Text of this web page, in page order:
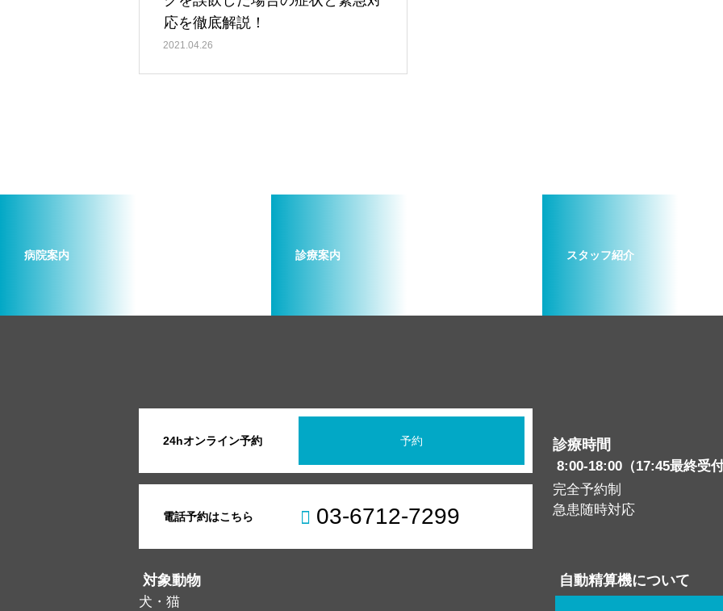
応を徹底解説！
2021.04.26
病院案内 診療案内 スタッフ紹介
24hオンライン予約 予約
電話予約はこちら 03-6712-7299
診療時間
8:00-18:00（17:45最終受
完全予約制
急患随時対応
対象動物
犬・猫
自動精算機について